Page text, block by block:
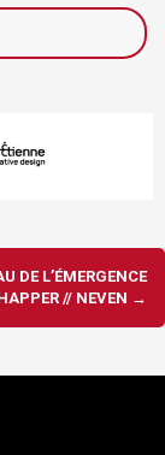
DE L’ÉMERGENCE
// NEVEN →